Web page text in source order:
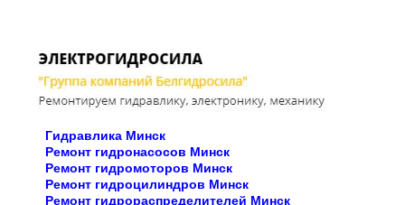
Гидравлика Минск
Ремонт гидронасосов Минск
Ремонт гидромоторов Минск
Ремонт гидроцилиндров Минск
Ремонт гидрораспределителей Минск